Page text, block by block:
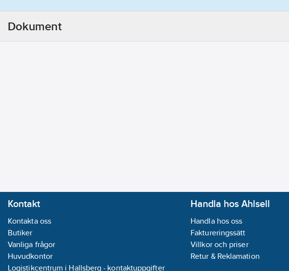
Dokument
Kontakt
Kontakta oss
Butiker
Vanliga frågor
Huvudkontor
Logistikcentrum i Hallsberg - kontaktuppgifter
Handla hos Ahlsell
Handla hos oss
Faktureringssätt
Villkor och priser
Retur & Reklamation